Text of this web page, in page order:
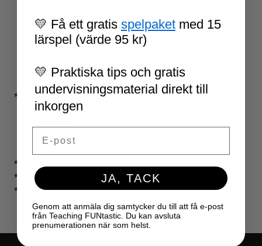
SKOLSTART
FN-DAGEN
★ LÄRARVERKTYG
KLASSRUMSDEKORATION
LÄRARKALENDER
★ SPEL
★ GRATIS
★ LICENSER
💛 Få ett gratis spelpaket med 15
lärspel (värde 95 kr)
💛 Praktiska tips och gratis
undervisningsmaterial direkt till
inkorgen
JA, TACK
Genom att anmäla dig samtycker du till att få e-post
från Teaching FUNtastic. Du kan avsluta
prenumerationen när som helst.